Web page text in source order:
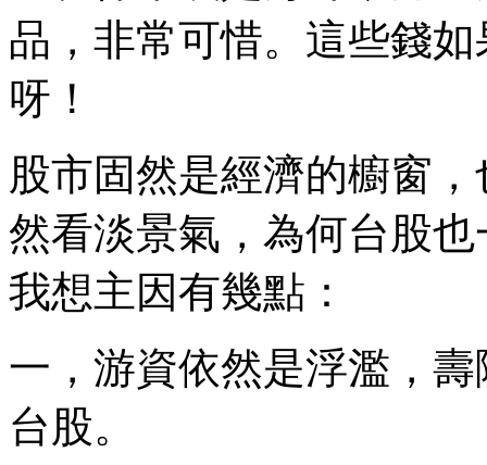
品，非常可惜。這些錢
呀！
股市固然是經濟的櫥窗
然看淡景氣，為何台股
我想主因有幾點：
一，游資依然是浮濫，
台股。